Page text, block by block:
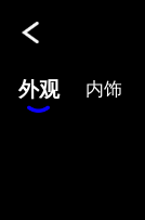
外观 内饰